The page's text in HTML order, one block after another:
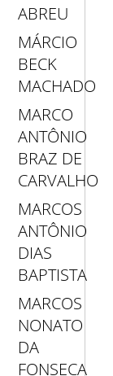
ABREU
MÁRCIO
BECK
MACHADO
MARCO
ANTÔNIO
BRAZ DE
CARVALHO
MARCOS
ANTÔNIO
DIAS
BAPTISTA
MARCOS
NONATO
DA
FONSECA